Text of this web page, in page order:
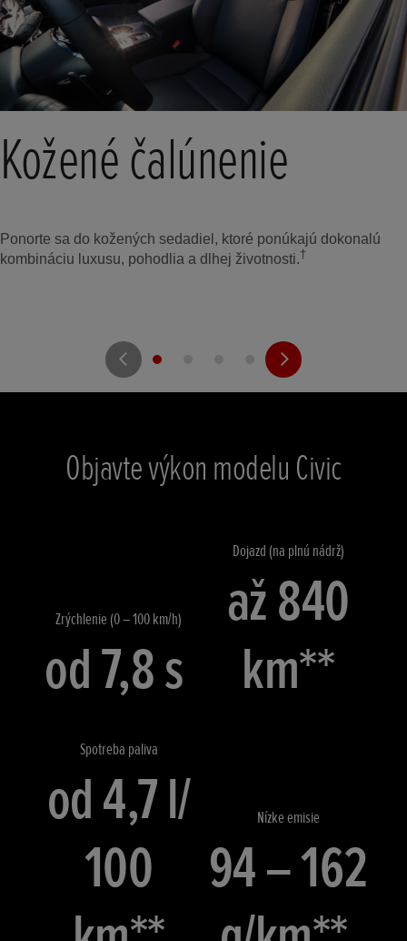
Kožené čalúnenie
Ponorte sa do kožených sedadiel, ktoré ponúkajú dokonalú
kombináciu luxusu, pohodlia a dlhej životnosti.†
Objavte výkon modelu Civic
Zrýchlenie (0 – 100 km/h)
od 7,8 s
Dojazd (na plnú nádrž)
až 840
km**
Spotreba paliva
od 4,7 l/
100
Nízke emisie
94 – 162